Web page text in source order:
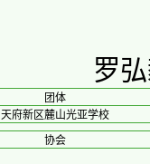
罗
团体
天府新区麓山光亚学校
协会